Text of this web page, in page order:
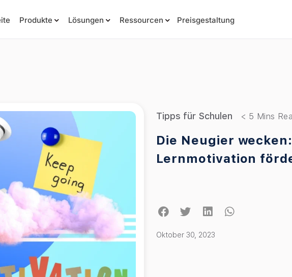
Produkte Lösungen Ressourcen Preisgestaltung
Tipps für Schulen
Die Neugier wecken:
Lernmotivation
Oktober 30, 2023